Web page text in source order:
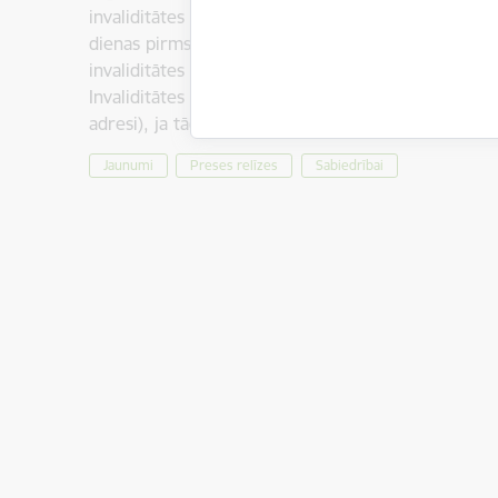
invaliditātes ekspertīzei. Atgādinājumi tiek nosūtīti
dienas pirms invaliditātes statusa termiņa beigām;
invaliditātes statusa termiņa beigām.
Invaliditātes informatīvās sistēmas: uz personas
adresi), ja tāda ir aktivizēta; kā…
Jaunumi Preses relīzes Sabiedrībai